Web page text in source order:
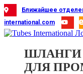
Skip
to
content
Ближайшее
international.com
ШЛАНГИ
ДЛЯ